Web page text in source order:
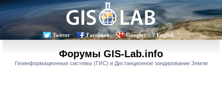
Twitter Facebook Google+ English
Форумы GIS-Lab.info
Геоинформационные системы (ГИС) и Дистанционное зондирование Земли